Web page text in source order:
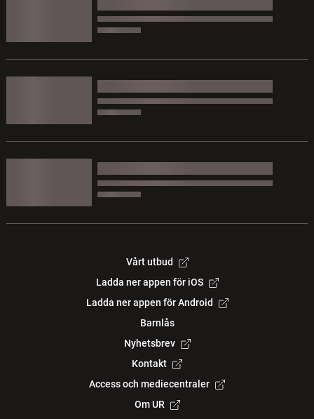
Vårt utbud
Ladda ner appen för iOS
Ladda ner appen för Android
Barnlås
Nyhetsbrev
Kontakt
Access och mediecentraler
Om UR